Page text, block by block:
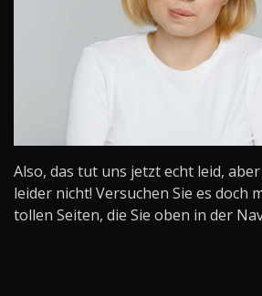
Also, das tut uns jetzt echt leid,
leider nicht! Versuchen Sie es doch
tollen Seiten, die Sie oben in der